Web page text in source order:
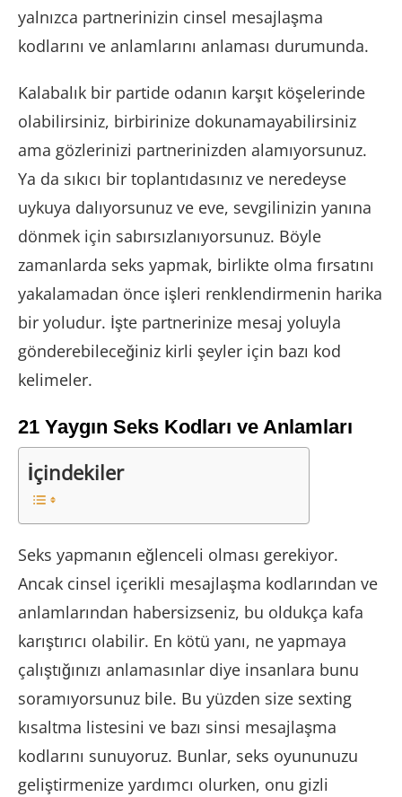
yalnızca partnerinizin cinsel mesajlaşma
kodlarını ve anlamlarını anlaması durumunda.
Kalabalık bir partide odanın karşıt köşelerinde
olabilirsiniz, birbirinize dokunamayabilirsiniz
ama gözlerinizi partnerinizden alamıyorsunuz.
Ya da sıkıcı bir toplantıdasınız ve neredeyse
uykuya dalıyorsunuz ve eve, sevgilinizin yanına
dönmek için sabırsızlanıyorsunuz. Böyle
zamanlarda seks yapmak, birlikte olma fırsatını
yakalamadan önce işleri renklendirmenin harika
bir yoludur. İşte partnerinize mesaj yoluyla
gönderebileceğiniz kirli şeyler için bazı kod
kelimeler.
21 Yaygın Seks Kodları ve Anlamları
İçindekiler
Seks yapmanın eğlenceli olması gerekiyor.
Ancak cinsel içerikli mesajlaşma kodlarından ve
anlamlarından habersizseniz, bu oldukça kafa
karıştırıcı olabilir. En kötü yanı, ne yapmaya
çalıştığınızı anlamasınlar diye insanlara bunu
soramıyorsunuz bile. Bu yüzden size sexting
kısaltma listesini ve bazı sinsi mesajlaşma
kodlarını sunuyoruz. Bunlar, seks oyununuzu
geliştirmenize yardımcı olurken, onu gizli